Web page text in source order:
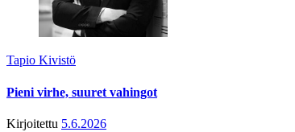
Tapio Kivistö
Pieni virhe, suuret vahingot
Kirjoitettu 5.6.2026